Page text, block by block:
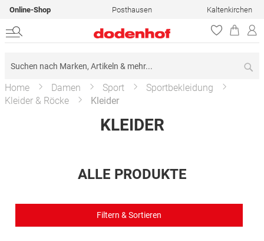
Online-Shop Posthausen Kaltenkirchen
Home Damen Sport
Sportbekleidung
Kleider & Röcke
Kleider
KLEIDER
ALLE PRODUKTE
Filtern & Sortieren